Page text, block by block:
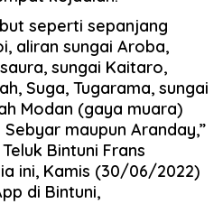
seperti sepanjang
aliran sungai Aroba,
sungai Kaitaro,
Suga, Tugarama, sungai
Modan (gaya muara)
maupun Aranday,”
Bintuni Frans
ini, Kamis (30/06/2022)
di Bintuni,